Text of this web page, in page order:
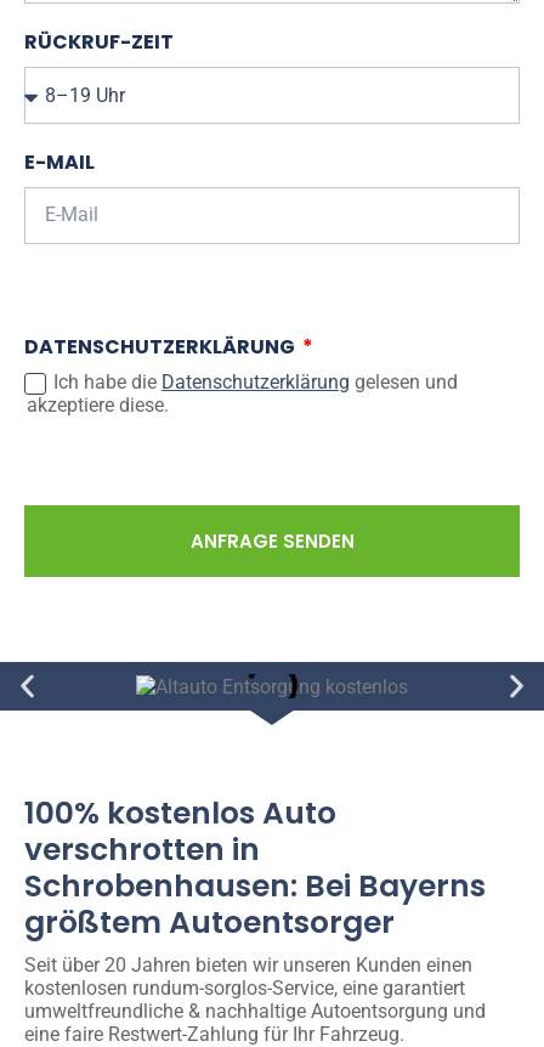
RÜCKRUF-ZEIT
E-MAIL
DATENSCHUTZERKLÄRUNG
Ich habe die Datenschutzerklärung gelesen und
akzeptiere diese.
ANFRAGE SENDEN
100% kostenlos Auto
verschrotten in
Schrobenhausen: Bei Bayerns
größtem Autoentsorger
Seit über 20 Jahren bieten wir unseren Kunden einen
kostenlosen rundum-sorglos-Service, eine garantiert
umweltfreundliche & nachhaltige Autoentsorgung und
eine faire Restwert-Zahlung für Ihr Fahrzeug.